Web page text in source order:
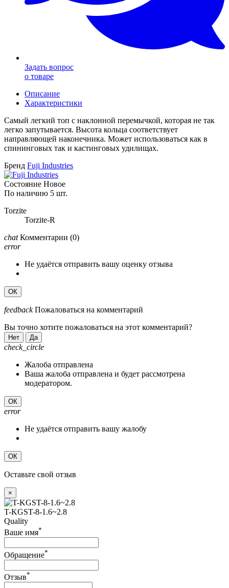
Задать вопрос
о товаре
Описание
Характеристики
Самый легкий топ с наклонной перемычкой, которая не так
легко запутывается. Высота кольца соответствует
направляющей наконечника. Может использоваться как в
спининговых так и кастинговых удилищах.
Бренд Fuji Industries
Состояние Новое
По наличию 5 шт.
Torzite
Torzite-R
chat Комментарии (0)
error
Не удаётся отправить вашу оценку отзыва
ОК
feedback Пожаловаться на комментарий
Вы точно хотите пожаловаться на этот комментарий?
Нет Да
check_circle
Жалоба отправлена
Ваша жалоба отправлена и будет рассмотрена
модератором.
ОК
error
Не удаётся отправить вашу жалобу
ОК
Оставьте свой отзыв
×
T-KGST-8-1.6~2.8
Quality
Ваше имя*
Обращение*
Отзыв*